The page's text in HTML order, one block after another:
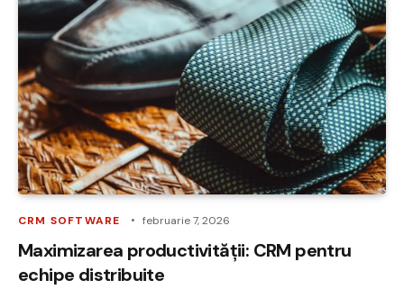
CRM SOFTWARE februarie 7, 2026
Maximizarea productivității: CRM pentru
echipe distribuite